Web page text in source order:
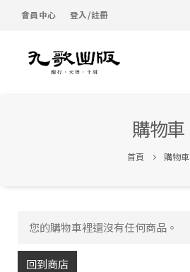
會員中心 登入/註冊
購物車
首頁 購物車
您的購物車裡還沒有任何商品。
回到商店